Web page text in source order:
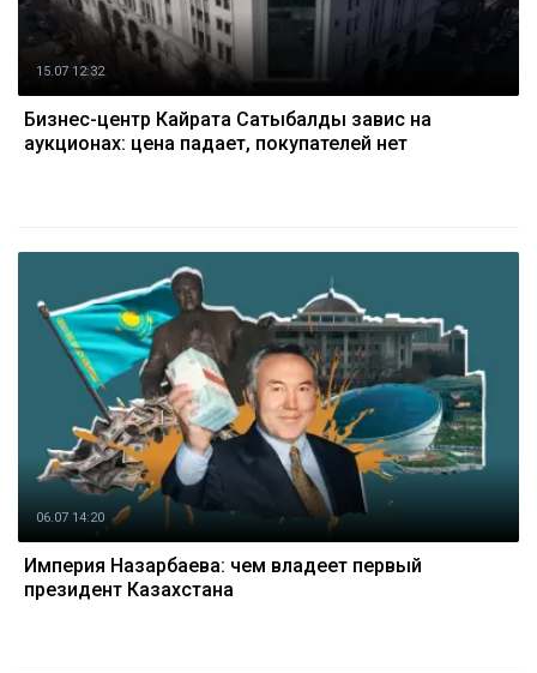
15.07 12:32
Бизнес-центр Кайрата Сатыбалды завис на
аукционах: цена падает, покупателей нет
06.07 14:20
Империя Назарбаева: чем владеет первый
президент Казахстана